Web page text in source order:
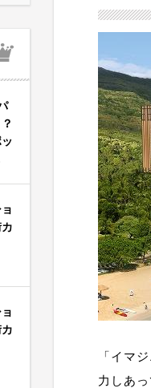
「イマ
力しあ